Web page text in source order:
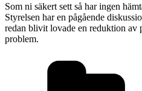
Som ni säkert sett så har ingen
Styrelsen har en pågående
redan blivit lovade en reduktion av
problem.